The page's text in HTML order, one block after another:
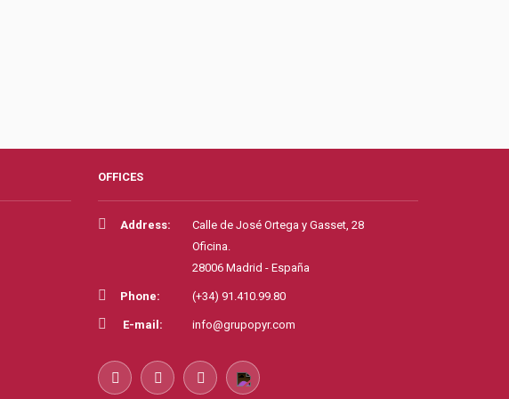
OFFICES
Address:
Calle de José Ortega y Gasset, 28
Oficina.
28006 Madrid - España
Phone: (+34) 91.410.99.80
E-mail: info@grupopyr.com